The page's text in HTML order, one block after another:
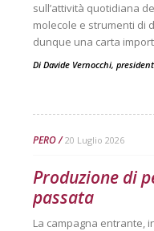
sull’attività quotidiana
molecole e strumenti di
dunque una carta
Di Davide Vernocchi,
PERO 20 Luglio 2026
Produzione di
passata
La campagna entrante,